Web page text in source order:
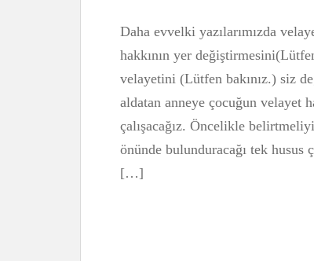
Daha evvelki yazılarımızda
hakkının yer
velayetini (Lütfen bakınız.) siz
aldatan anneye çocuğun velayet
çalışacağız. Öncelikle
önünde bulunduracağı tek
[…]